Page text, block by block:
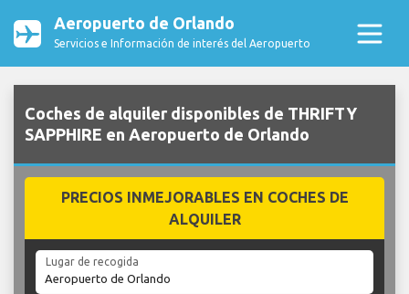
Aeropuerto de Orlando
Servicios e Información de interés del Aeropuerto
Coches de alquiler disponibles de THRIFTY
SAPPHIRE en Aeropuerto de Orlando
PRECIOS INMEJORABLES EN COCHES DE
ALQUILER
Lugar de recogida